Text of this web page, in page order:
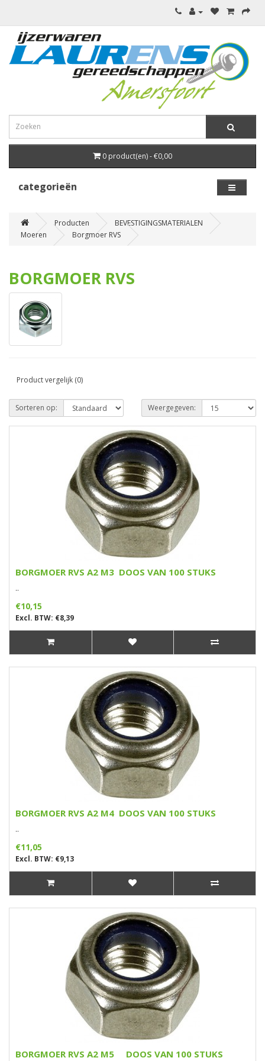
0 product(en) - €0,00
categorieën
Producten
BEVESTIGINGSMATERIALEN
Moeren
Borgmoer RVS
BORGMOER RVS
Product vergelijk (0)
Sorteren op: Weergegeven:
BORGMOER RVS A2 M3 DOOS VAN 100 STUKS
..
€10,15
Excl. BTW: €8,39
BORGMOER RVS A2 M4 DOOS VAN 100 STUKS
..
€11,05
Excl. BTW: €9,13
BORGMOER RVS A2 M5 DOOS VAN 100 STUKS